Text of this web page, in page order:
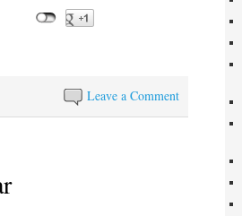
Leave a Comment